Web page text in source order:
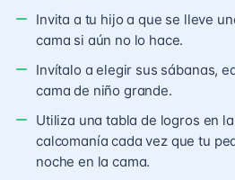
Invita a tu hijo a que se lleve
cama si aún no lo hace.
Invítalo a elegir sus sábanas,
cama de niño grande.
Utiliza una tabla de logros en
calcomanía cada vez que tu
noche en la cama.